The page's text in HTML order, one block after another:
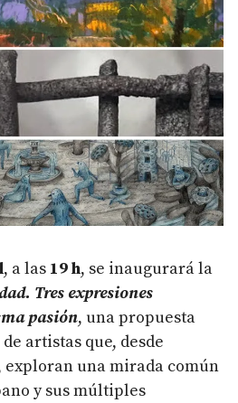
, a las 19 h, se inaugurará la
Tres expresiones
pasión, una propuesta
artistas que, desde
una mirada común
y sus múltiples